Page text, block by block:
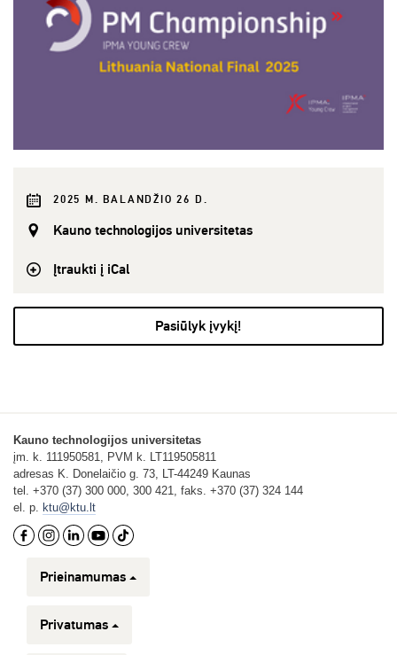
2025 M. BALANDŽIO 26 D.
Kauno technologijos universitetas
Įtraukti į iCal
Pasiūlyk įvykį!
Kauno technologijos universitetas
įm. k. 111950581, PVM k. LT119505811
adresas K. Donelaičio g. 73, LT-44249 Kaunas
tel. +370 (37) 300 000, 300 421, faks. +370 (37) 324 144
el. p. ktu@ktu.lt
Prieinamumas
Privatumas